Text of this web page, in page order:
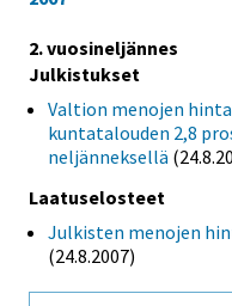
2. vuosineljännes
Julkistukset
Valtion menojen
kuntatalouden 2,8
neljänneksellä
Laatuselosteet
Julkisten menojen
(24.8.2007)